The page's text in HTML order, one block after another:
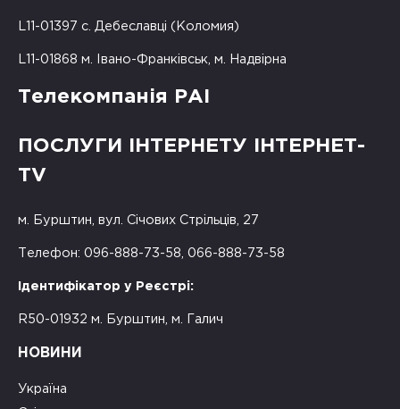
L11-01397 с. Дебеславці (Коломия)
L11-01868 м. Івано-Франківськ, м. Надвірна
Телекомпанія РАІ
ПОСЛУГИ ІНТЕРНЕТУ ІНТЕРНЕТ-
TV
м. Бурштин, вул. Січових Стрільців, 27
Телефон: 096-888-73-58, 066-888-73-58
Ідентифікатор у Реєстрі:
R50-01932 м. Бурштин, м. Галич
НОВИНИ
Україна